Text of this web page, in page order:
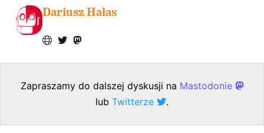
Dariusz Hałas
Zapraszamy do dalszej dyskusji na Mastodonie
lub Twitterze .